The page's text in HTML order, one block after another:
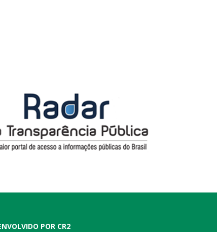
POR CR2